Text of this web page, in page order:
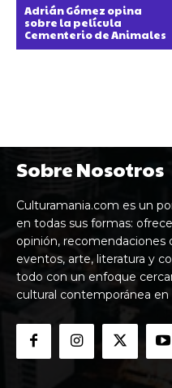
Adrián Gómez opina
sobre la película
Cementerio de Animales
Sobre Nosotros
Culturamania.com es un
en todas sus formas:
opinión, recomendaciones
eventos, arte, literatura y
todo con un enfoque
cultural contemporánea en